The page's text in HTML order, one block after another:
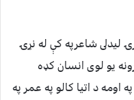
ليدلى شاعرپه کې له نړۍ
يو لوى انسان کډه
د اګسټ په اومه د اتيا کالو په عمر په